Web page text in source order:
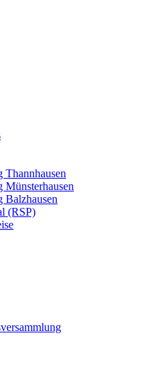
Thannhausen
Münsterhausen
Balzhausen
(RSP)